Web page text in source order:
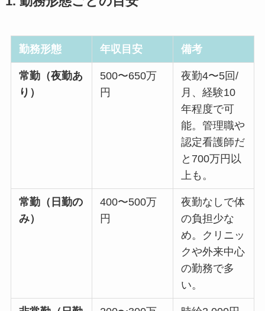
勤務形態 年収目安 備考
常勤（夜勤あ
り）
500〜650万
円
夜勤4〜5回/
月、経験10
年程度で可
能。管理職や
認定看護師だ
と700万円以
上も。
常勤（日勤の
み）
400〜500万
円
夜勤なしで体
の負担少な
め。クリニッ
クや外来中心
の勤務で多
い。